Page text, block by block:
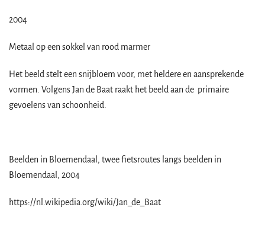
2004
Metaal op een sokkel van rood marmer
Het beeld stelt een snijbloem voor, met heldere en aansprekende
vormen. Volgens Jan de Baat raakt het beeld aan de primaire
gevoelens van schoonheid.
Beelden in Bloemendaal, twee fietsroutes langs beelden in
Bloemendaal, 2004
https://nl.wikipedia.org/wiki/Jan_de_Baat